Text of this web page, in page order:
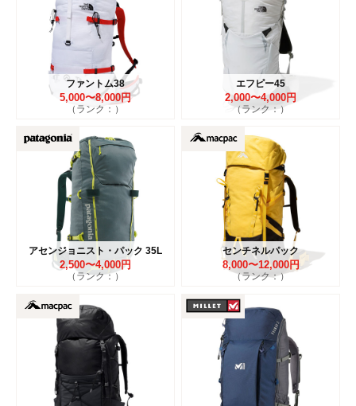
ファントム38
5,000〜8,000円
（ランク：）
エフピー45
2,000〜4,000円
（ランク：）
アセンジョニスト・パック 35L
2,500〜4,000円
（ランク：）
センチネルパック
8,000〜12,000円
（ランク：）